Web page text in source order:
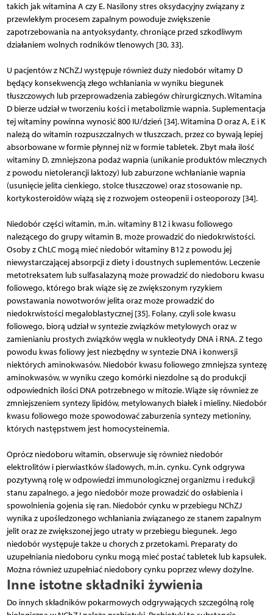
takich jak witamina A czy E. Nasilony stres oksydacyjny związany z
przewlekłym procesem zapalnym powoduje zwiększenie
zapotrzebowania na antyoksydanty, chroniące przed szkodliwym
działaniem wolnych rodników tlenowych [30, 33].
U pacjentów z NChZJ występuje również duży niedobór witamy D
będący konsekwencją złego wchłaniania w wyniku biegunek
tłuszczowych lub przeprowadzenia zabiegów chirurgicznych. Witamina
D bierze udział w tworzeniu kości i metabolizmie wapnia. Suplementacja
tej witaminy powinna wynosić 800 IU/dzień [34]. Witamina D oraz A, E i K
należą do witamin rozpuszczalnych w tłuszczach, przez co bywają lepiej
absorbowane w formie płynnej niż w formie tabletek. Zbyt mała ilość
witaminy D, zmniejszona podaż wapnia (unikanie produktów mlecznych
z powodu nietolerancji laktozy) lub zaburzone wchłanianie wapnia
(usunięcie jelita cienkiego, stolce tłuszczowe) oraz stosowanie np.
kortykosteroidów wiążą się z rozwojem osteopenii i osteoporozy [34].
Niedobór części witamin, m.in. witaminy B12 i kwasu foliowego
należącego do grupy witamin B, może prowadzić do niedokrwistości.
Osoby z ChLC mogą mieć niedobór witaminy B12 z powodu jej
niewystarczającej absorpcji z diety i doustnych suplementów. Leczenie
metotreksatem lub sulfasalazyną może prowadzić do niedoboru kwasu
foliowego, którego brak wiąże się ze zwiększonym ryzykiem
powstawania nowotworów jelita oraz może prowadzić do
niedokrwistości megaloblas­tycznej [35]. Folany, czyli sole kwasu
foliowego, biorą udział w syntezie związków metylowych oraz w
zamienianiu prostych związków węgla w nukleotydy DNA i RNA. Z tego
powodu kwas foliowy jest niezbędny w syntezie DNA i konwersji
niektórych aminokwasów. Niedobór kwasu foliowego zmniejsza syntezę
aminokwasów, w wyniku czego komórki niezdolne są do produkcji
odpowiednich ilości DNA potrzebnego w mitozie. Wiąże się również ze
zmniejszeniem syntezy lipidów, metylowanych białek i mieliny. Niedobór
kwasu foliowego może spowodować zaburzenia syntezy metioniny,
których następstwem jest homocysteinemia.
Oprócz niedoboru witamin, obserwuje się również niedobór
elektrolitów i pierwiastków śladowych, m.in. cynku. Cynk odgrywa
pozytywną rolę w odpowiedzi immunologicznej organizmu i redukcji
stanu zapalnego, a jego niedobór może prowadzić do osłabienia i
spowolnienia gojenia się ran. Niedobór cynku w przebiegu NChZJ
wynika z upośledzonego wchłaniania związanego ze stanem zapalnym
jelit oraz ze zwiększonej jego utraty w przebiegu biegunek. Jego
niedobór występuje także u chorych z przetokami. Preparaty do
uzupełniania niedoboru cynku mogą mieć postać tabletek lub kapsułek.
Można również uzupełniać niedobory cynku poprzez wlewy dożylne.
Inne istotne składniki żywienia
Do innych składników pokarmowych odgrywających szczególną rolę